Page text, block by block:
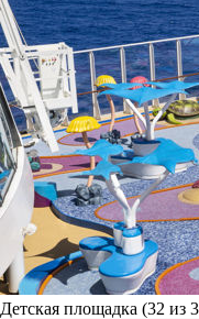
Детская площадка (32 из